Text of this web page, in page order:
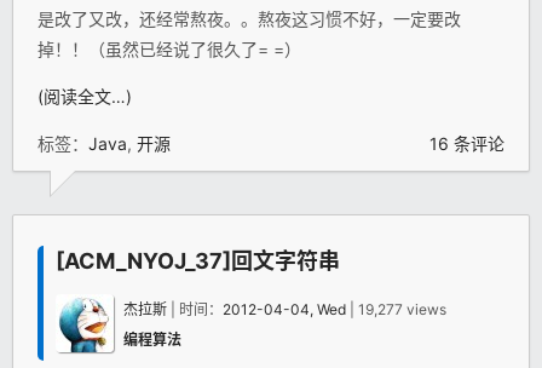
是改了又改，还经常熬夜。。熬夜这习惯不好，一定要改
掉！！（虽然已经说了很久了= =）
(阅读全文…)
标签： Java, 开源 16 条评论
[ACM_NYOJ_37]回文字符串
杰拉斯 | 时间： 2012-04-04, Wed | 19,277 views
编程算法